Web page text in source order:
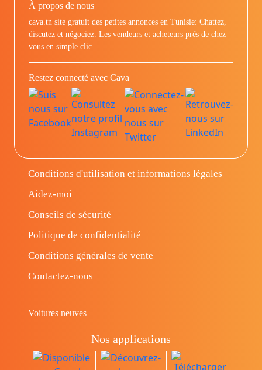
À propos de nous
cava.tn site gratuit des petites annonces en Tunisie: Chattez,
discutez et négociez. Les vendeurs et acheteurs prés de chez
vous en simple clic.
Restez connecté avec Cava
Conditions d'utilisation et informations légales
Aidez-moi
Conseils de sécurité
Politique de confidentialité
Conditions générales de vente
Contactez-nous
Voitures neuves
Nos applications